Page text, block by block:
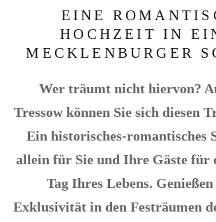
EINE
HOCHZEIT IN
MECKLENBURGER
Wer träumt nicht hiervon?
Tressow können Sie sich diesen
Ein historisches-romantisches
allein für Sie und Ihre Gäste für
Tag Ihres Lebens. Genießen
Exklusivität in den Festräumen